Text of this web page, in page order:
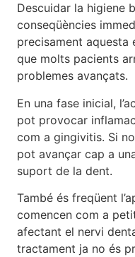
Descuidar la higiene
conseqüències
precisament aquesta
que molts pacients
problemes avançats.
En una fase inicial,
pot provocar
com a gingivitis. Si
pot avançar cap a
suport de la dent.
També és freqüent
comencen com a
afectant el nervi
tractament ja no és